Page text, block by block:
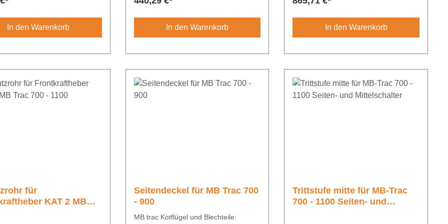
In den Warenkorb In den Warenkorb In den Warenkorb
für
KAT 2 MB
Seitendeckel für MB Trac 700
- 900
MB trac Kotflügel und Blechteile:
Trittstufe mitte für MB-Trac
700 - 1100 Seiten- und